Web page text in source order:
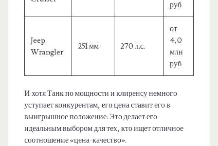
руб
Jeep
Wrangler
251 мм 270 л.с.
от
4,0
млн
руб
И хотя Танк по мощности и клиренсу немного
уступает конкурентам, его цена ставит его в
выигрышное положение. Это делает его
идеальным выбором для тех, кто ищет отличное
соотношение «цена-качество».